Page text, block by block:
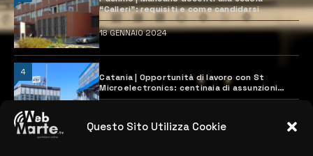
Questo Sito Utilizza Cookie
“Calleri”: requisiti e come candidarsi
18 GENNAIO 2024
4
Catania | Opportunità di lavoro con St
Microelectronics: centinaia di assunzioni
previste